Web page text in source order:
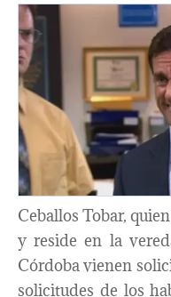
Ceballos Tobar,
y reside en la
Córdoba vienen
solicitudes de los